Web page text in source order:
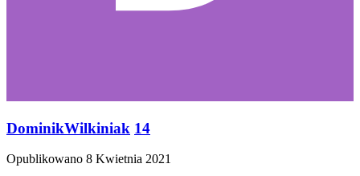
DominikWilkiniak 14
Opublikowano 8 Kwietnia 2021